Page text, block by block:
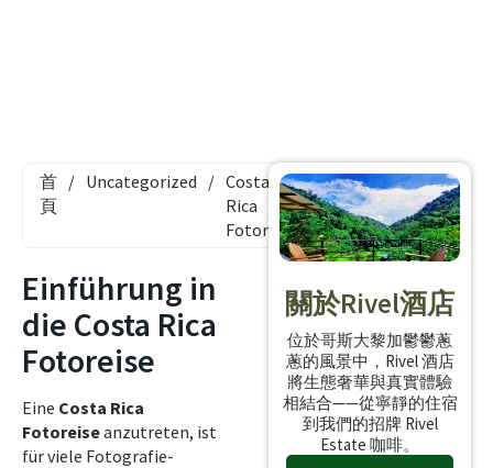
首
頁
/ Uncategorized / Costa
Rica
Fotoreise
Einführung in
die Costa Rica
Fotoreise
Eine Costa Rica
Fotoreiseanzutreten, ist
für viele Fotografie-
關於Rivel酒店
位於哥斯大黎加鬱鬱蔥
蔥的風景中，Rivel 酒店
將生態奢華與真實體驗
相結合——從寧靜的住宿
到我們的招牌 Rivel
Estate 咖啡。